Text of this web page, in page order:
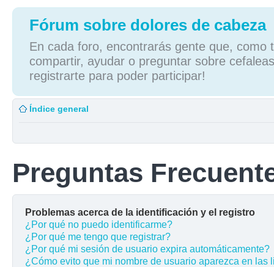
Fórum sobre dolores de cabeza
En cada foro, encontrarás gente que, como
compartir, ayudar o preguntar sobre
registrarte para poder participar!
Índice general
Preguntas
Problemas acerca de la identificación y el registro
¿Por qué no puedo identificarme?
¿Por qué me tengo que registrar?
¿Por qué mi sesión de usuario expira automáticamente?
¿Cómo evito que mi nombre de usuario aparezca en las